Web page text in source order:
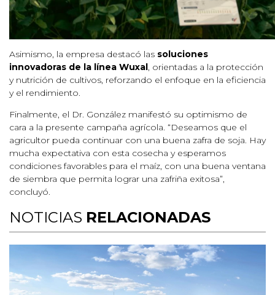
Asimismo, la empresa destacó las soluciones
innovadoras de la línea Wuxal , orientadas a la protección
y nutrición de cultivos, reforzando el enfoque en la eficiencia
y el rendimiento.
Finalmente, el Dr. González manifestó su optimismo de
cara a la presente campaña agrícola. “Deseamos que el
agricultor pueda continuar con una buena zafra de soja. Hay
mucha expectativa con esta cosecha y esperamos
condiciones favorables para el maíz, con una buena ventana
de siembra que permita lograr una zafriña exitosa”,
concluyó.
NOTICIAS RELACIONADAS